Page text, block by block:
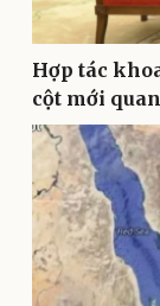
Thông tin doanh
Doanh nghiệp
Doanh nhân
Vì cộng đồng
Hợp tác
cột mới